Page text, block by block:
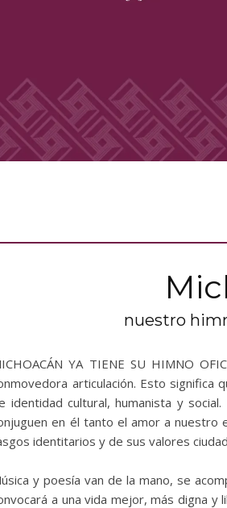
nuestro
YA TIENE SU HIMNO
articulación. Esto
identidad cultural, humanista y
en él tanto el amor a nuestro
identitarios y de sus valores
y poesía van de la mano, se
a una vida mejor, más digna